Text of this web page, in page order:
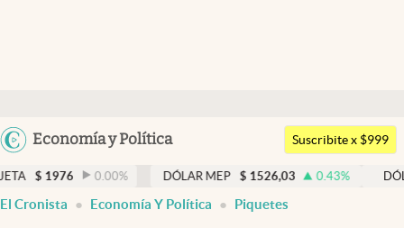
Argentina
Economía y Política
Members
Economía y Política
Finanzas y Mercados
Suscribite x $999
0.00% DÓLAR MEP $ 1526,03 0.43% DÓLAR BNA $
El Cronista Economía Y Política Piquetes